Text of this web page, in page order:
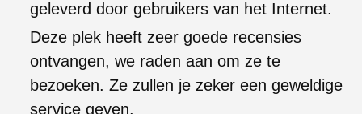
geleverd door gebruikers van het Internet.
Deze plek heeft zeer goede recensies
ontvangen, we raden aan om ze te
bezoeken. Ze zullen je zeker een geweldige
service geven.